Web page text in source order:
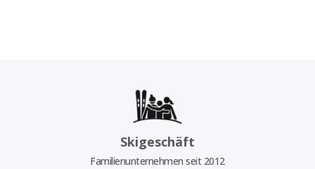
Skigeschäft
Familienunternehmen seit 2012